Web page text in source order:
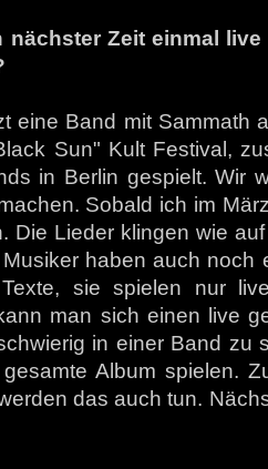
nächster Zeit einmal
eine Band mit Sammath
Sun" Kult Festival,
in Berlin gespielt. Wir
Sobald ich im
Die Lieder klingen wie
haben auch noch
sie spielen nur
man sich einen live
in einer Band zu
Album spielen.
das auch tun.